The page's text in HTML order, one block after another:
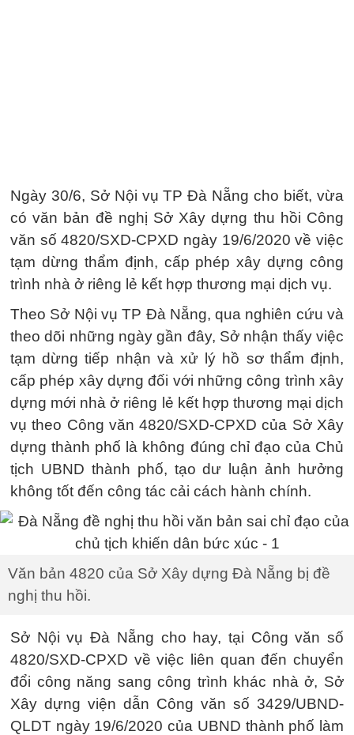
Ngày 30/6, Sở Nội vụ TP Đà Nẵng cho biết, vừa
có văn bản đề nghị Sở Xây dựng thu hồi Công
văn số 4820/SXD-CPXD ngày 19/6/2020 về việc
tạm dừng thẩm định, cấp phép xây dựng công
trình nhà ở riêng lẻ kết hợp thương mại dịch vụ.
Theo Sở Nội vụ TP Đà Nẵng, qua nghiên cứu và
theo dõi những ngày gần đây, Sở nhận thấy việc
tạm dừng tiếp nhận và xử lý hồ sơ thẩm định,
cấp phép xây dựng đối với những công trình xây
dựng mới nhà ở riêng lẻ kết hợp thương mại dịch
vụ theo Công văn 4820/SXD-CPXD của Sở Xây
dựng thành phố là không đúng chỉ đạo của Chủ
tịch UBND thành phố, tạo dư luận ảnh hưởng
không tốt đến công tác cải cách hành chính.
Văn bản 4820 của Sở Xây dựng Đà Nẵng bị đề
nghị thu hồi.
Sở Nội vụ Đà Nẵng cho hay, tại Công văn số
4820/SXD-CPXD về việc liên quan đến chuyển
đổi công năng sang công trình khác nhà ở, Sở
Xây dựng viện dẫn Công văn số 3429/UBND-
QLDT ngày 19/6/2020 của UBND thành phố làm